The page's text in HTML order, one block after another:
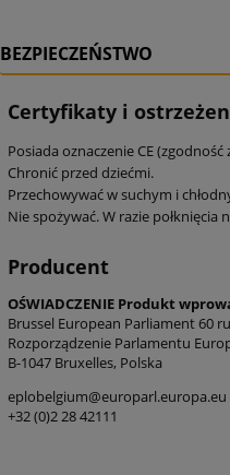
BEZPIECZEŃSTWO
Certyfikaty i
Posiada oznaczenie CE (zgodność
Chronić przed dziećmi.
Przechowywać w suchym i
Nie spożywać. W razie
Producent
OŚWIADCZENIE Produkt
Brussel European Parliament 60
Rozporządzenie Parlamentu
B-1047 Bruxelles, Polska
eplobelgium@europarl.europa.eu
+32 (0)2 28 42111